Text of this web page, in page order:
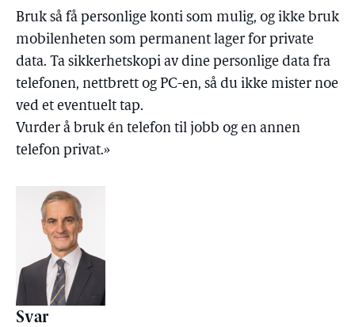
Bruk så få personlige konti som mulig, og ikke bruk
mobilenheten som permanent lager for private
data. Ta sikkerhetskopi av dine personlige data fra
telefonen, nettbrett og PC-en, så du ikke mister noe
ved et eventuelt tap.
Vurder å bruk én telefon til jobb og en annen
telefon privat.»
Svar